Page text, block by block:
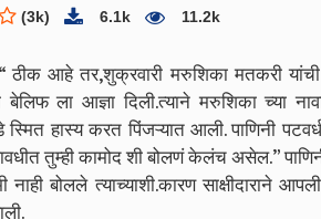
(3k) 6.1k 11.2k
“ ठीक आहे तर,शुक्रवारी मरुशिका मतकरी यांची
बेलिफ ला आज्ञा दिली.त्याने मरुशिका च्या
स्मित हास्य करत पिंजऱ्यात आली. पाणिनी
तुम्ही कामोद शी बोलणं केलंच असेल.”
नाही बोलले त्याच्याशी.कारण साक्षीदाराने